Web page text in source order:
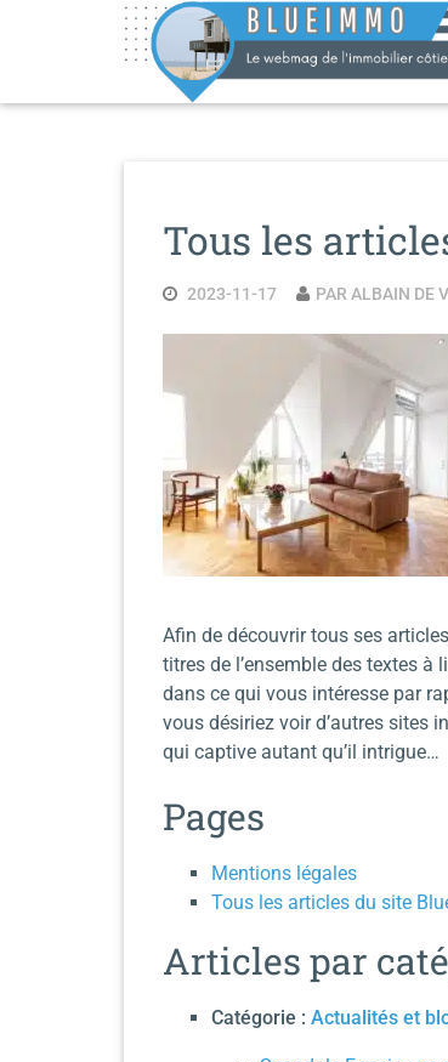
Tous les
2023-11-17 PAR ALBAIN DE
Afin de découvrir tous ses
titres de l’ensemble des textes
dans ce qui vous intéresse par
vous désiriez voir d’autres sites
qui captive autant qu’il intrigue…
Pages
Mentions légales
Tous les articles du site
Articles par
Catégorie : Actualités et